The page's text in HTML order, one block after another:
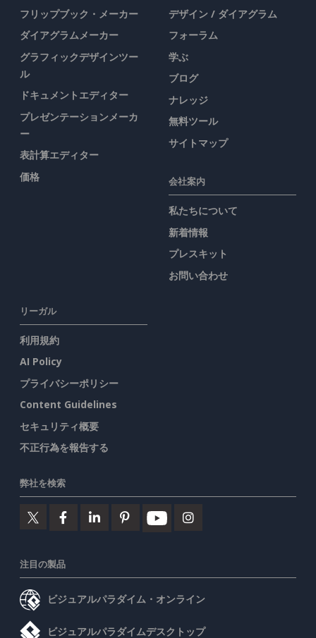
フリップブック・メーカー
ダイアグラムメーカー
グラフィックデザインツー
ル
ドキュメントエディター
プレゼンテーションメーカ
ー
表計算エディター
価格
デザイン / ダイアグラム
フォーラム
学ぶ
ブログ
ナレッジ
無料ツール
サイトマップ
会社案内
私たちについて
新着情報
プレスキット
お問い合わせ
リーガル
利用規約
AI Policy
プライバシーポリシー
Content Guidelines
セキュリティ概要
不正行為を報告する
弊社を検索
注目の製品
ビジュアルパラダイム・オンライン
ビジュアルパラダイムデスクトップ